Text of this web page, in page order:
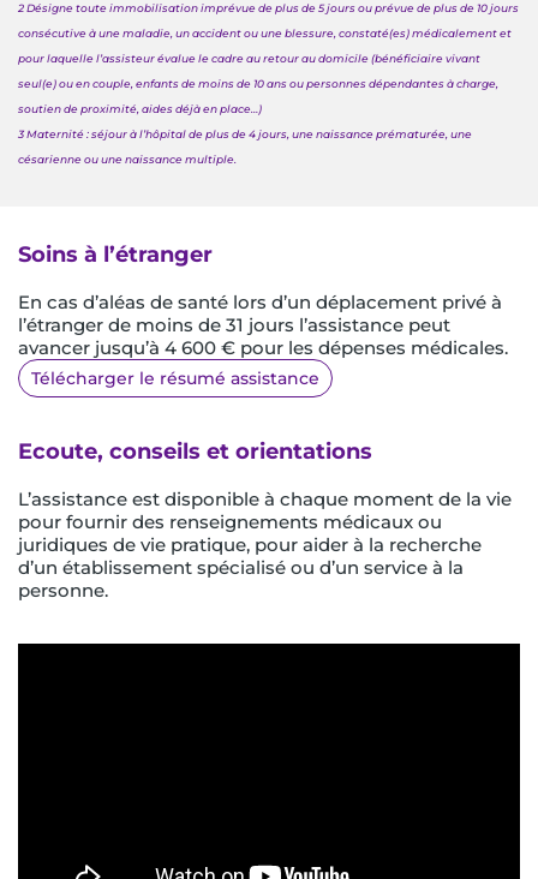
2Désigne toute immobilisation imprévue de plus de 5 jours ou prévue de plus de 10 jours
consécutive à une maladie, un accident ouune blessure, constaté(es) médicalement et
pour laquelle l’assisteur évalue le cadre au retour au domicile (bénéficiaire vivant
seul(e) ou en couple, enfants de moins de 10 ans ou personnes dépendantes à charge,
soutien de proximité, aides déjà en place…)
3Maternité : séjour à l’hôpital de plus de 4 jours, une naissance prématurée, une
césarienne ou une naissance multiple.
Soins à l’étranger
En cas d’aléas de santé lors d’un déplacement privé à
l’étranger de moins de 31 jours l’assistance peut
avancer jusqu’à 4 600 € pour les dépenses médicales.
Télécharger le résumé assistance
Ecoute, conseils et orientations
L’assistance est disponible à chaque moment de la vie
pour fournir des renseignements médicaux ou
juridiques de vie pratique, pour aider à la recherche
d’un établissement spécialisé ou d’un service à la
personne.